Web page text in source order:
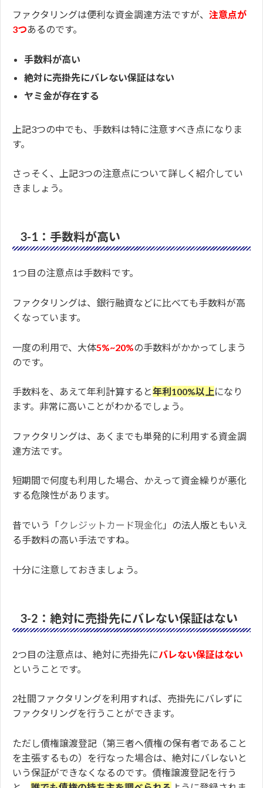
ファクタリングは便利な資金調達方法ですが、 注意点が
3つあるのです。
手数料が高い
絶対に売掛先にバレない保証はない
ヤミ金が存在する
上記3つの中でも、手数料は特に注意すべき点になりま
す。
さっそく、上記3つの注意点について詳しく紹介してい
きましょう。
3-1：手数料が高い
1つ目の注意点は手数料です。
ファクタリングは、銀行融資などに比べても手数料が高
くなっています。
一度の利用で、大体5%~20%の手数料がかかってしまう
のです。
手数料を、あえて年利計算すると年利100%以上になり
ます。非常に高いことがわかるでしょう。
ファクタリングは、あくまでも単発的に利用する資金調
達方法です。
短期間で何度も利用した場合、かえって資金繰りが悪化
する危険性があります。
昔でいう「クレジットカード現金化 」の法人版ともいえ
る手数料の高い手法ですね。
十分に注意しておきましょう。
3-2：絶対に売掛先にバレない保証はない
2つ目の注意点は、絶対に売掛先にバレない保証はない
ということです。
2社間ファクタリングを利用すれば、売掛先にバレずに
ファクタリングを行うことができます。
ただし債権譲渡登記（第三者へ債権の保有者であること
を主張するもの）を行なった場合は、絶対にバレないと
いう保証ができなくなるのです。債権譲渡登記を行う